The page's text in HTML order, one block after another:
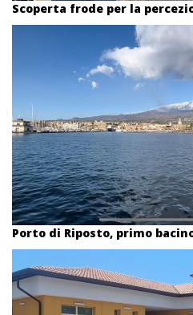
Scoperta frode per la
Porto di Riposto, primo